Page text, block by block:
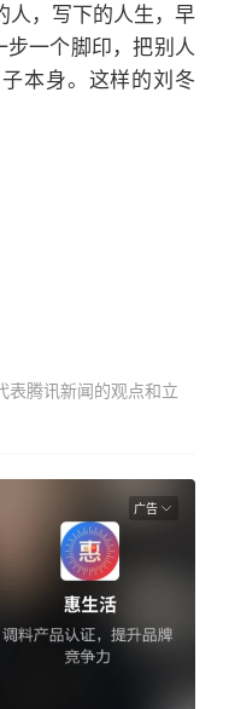
人，写下的人生，早
一个脚印，把别人
本身。这样的刘冬
表腾讯新闻的观点和立
广告